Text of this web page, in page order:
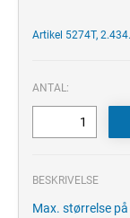
Artikel 5274T,
ANTAL:
BESKRIVELSE
Max. størrelse